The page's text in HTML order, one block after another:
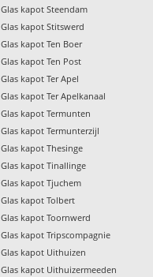
Glas kapot Steendam
Glas kapot Stitswerd
Glas kapot Ten Boer
Glas kapot Ten Post
Glas kapot Ter Apel
Glas kapot Ter Apelkanaal
Glas kapot Termunten
Glas kapot Termunterzijl
Glas kapot Thesinge
Glas kapot Tinallinge
Glas kapot Tjuchem
Glas kapot Tolbert
Glas kapot Toornwerd
Glas kapot Tripscompagnie
Glas kapot Uithuizen
Glas kapot Uithuizermeeden